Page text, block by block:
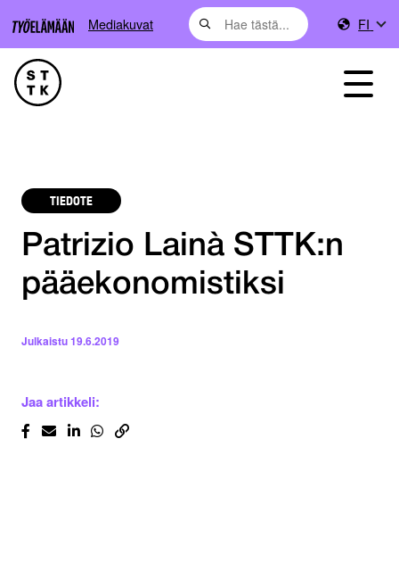
Mediakuvat FI
TIEDOTE
Patrizio Lainà STTK:n
pääekonomistiksi
Julkaistu19.6.2019
Jaa artikkeli: